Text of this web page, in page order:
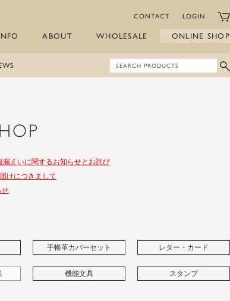
CONTACT LOGIN
ABOUT WHOLESALE ONLINE SHOP
漏えいに関するお知らせとお詫び
けにつきまして
せ
手帳革カバーセット レター・カード
機能文具 スタンプ